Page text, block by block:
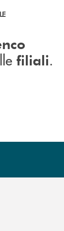
delle filiali .
filiali.